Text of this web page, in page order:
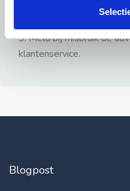
3: Meld bij misbruik de
klantenservice.
Blogpost